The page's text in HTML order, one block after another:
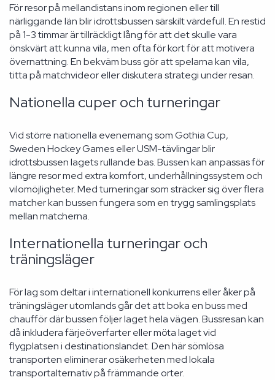
För resor på mellandistans inom regionen eller till
närliggande län blir idrottsbussen särskilt värdefull. En restid
på 1-3 timmar är tillräckligt lång för att det skulle vara
önskvärt att kunna vila, men ofta för kort för att motivera
övernattning. En bekväm buss gör att spelarna kan vila,
titta på matchvideor eller diskutera strategi under resan.
Nationella cuper och turneringar
Vid större nationella evenemang som Gothia Cup,
Sweden Hockey Games eller USM-tävlingar blir
idrottsbussen lagets rullande bas. Bussen kan anpassas för
längre resor med extra komfort, underhållningssystem och
vilomöjligheter. Med turneringar som sträcker sig över flera
matcher kan bussen fungera som en trygg samlingsplats
mellan matcherna.
Internationella turneringar och
träningsläger
För lag som deltar i internationell konkurrens eller åker på
träningsläger utomlands går det att boka en buss med
chaufför där bussen följer laget hela vägen. Bussresan kan
då inkludera färjeöverfarter eller möta laget vid
flygplatsen i destinationslandet. Den här sömlösa
transporten eliminerar osäkerheten med lokala
transportalternativ på främmande orter.